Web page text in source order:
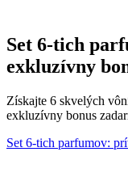
Set 6-tich
exkluzívny
Získajte 6 skvelých
exkluzívny bonus
Set 6-tich parfumov: